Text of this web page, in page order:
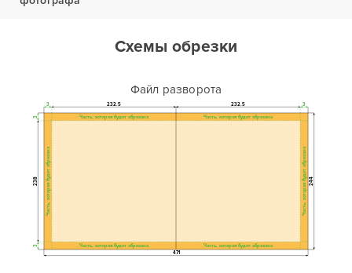
Схемы обрезки
Файл разворота
471
244
3
238
3
Часть, которая будет обрезана Часть, которая будет обрезана
3 3
232.5
Часть, которая будет обрезана
Часть, которая будет обрезана
232.5
Часть, которая будет обрезана
Часть, которая будет обрезана